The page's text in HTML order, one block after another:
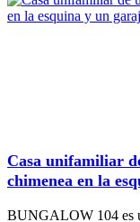
Casa unifamiliar
chimenea en la
BUNGALOW 104 es